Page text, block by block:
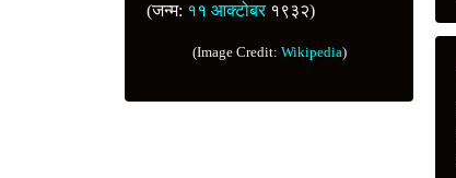
(जन्म: ११ आक्टोबर१९३२)
(Image Credit: Wikipedia)